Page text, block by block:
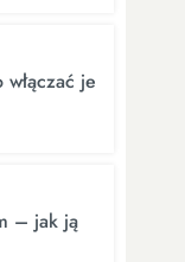
je
– jak ją